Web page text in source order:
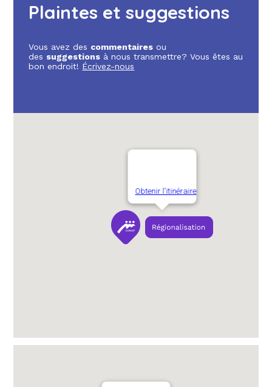
Plaintes et suggestions
Vous avez des commentaires ou
des suggestions à nous transmettre? Vous êtes au
bon endroit! Écrivez-nous
Obtenir l'itinéraire